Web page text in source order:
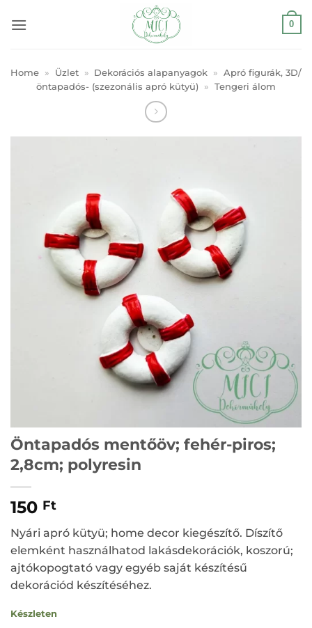
0
Home » Üzlet » Dekorációs alapanyagok » Apró figurák, 3D/
öntapadós- (szezonális apró kütyü)
» Tengeri álom
Öntapadós mentőöv; fehér-piros;
2,8cm; polyresin
150 Ft
Nyári apró kütyü; home decor kiegészítő. Díszítő
elemként használhatod lakásdekorációk, koszorú;
ajtókopogtató vagy egyéb saját készítésű
dekorációd készítéséhez.
Készleten